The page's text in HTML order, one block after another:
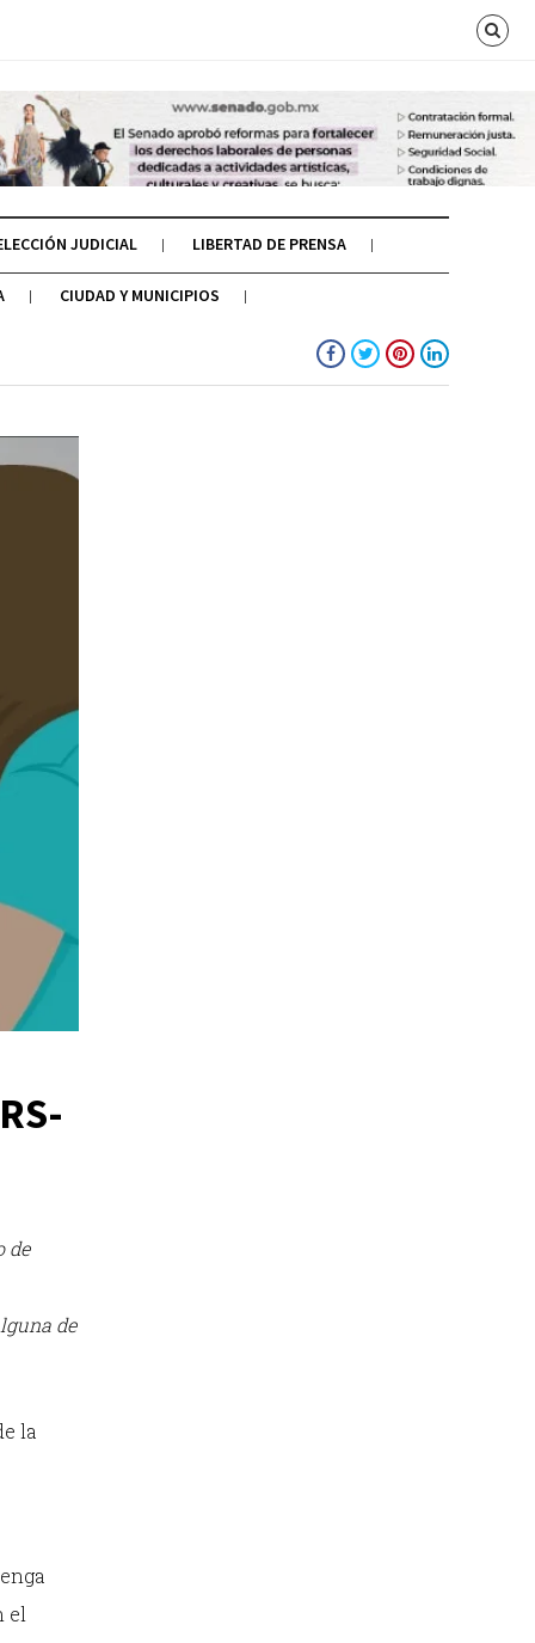
JUDICIAL LIBERTAD DE PRENSA
CIUDAD Y MUNICIPIOS
de
de
la
el